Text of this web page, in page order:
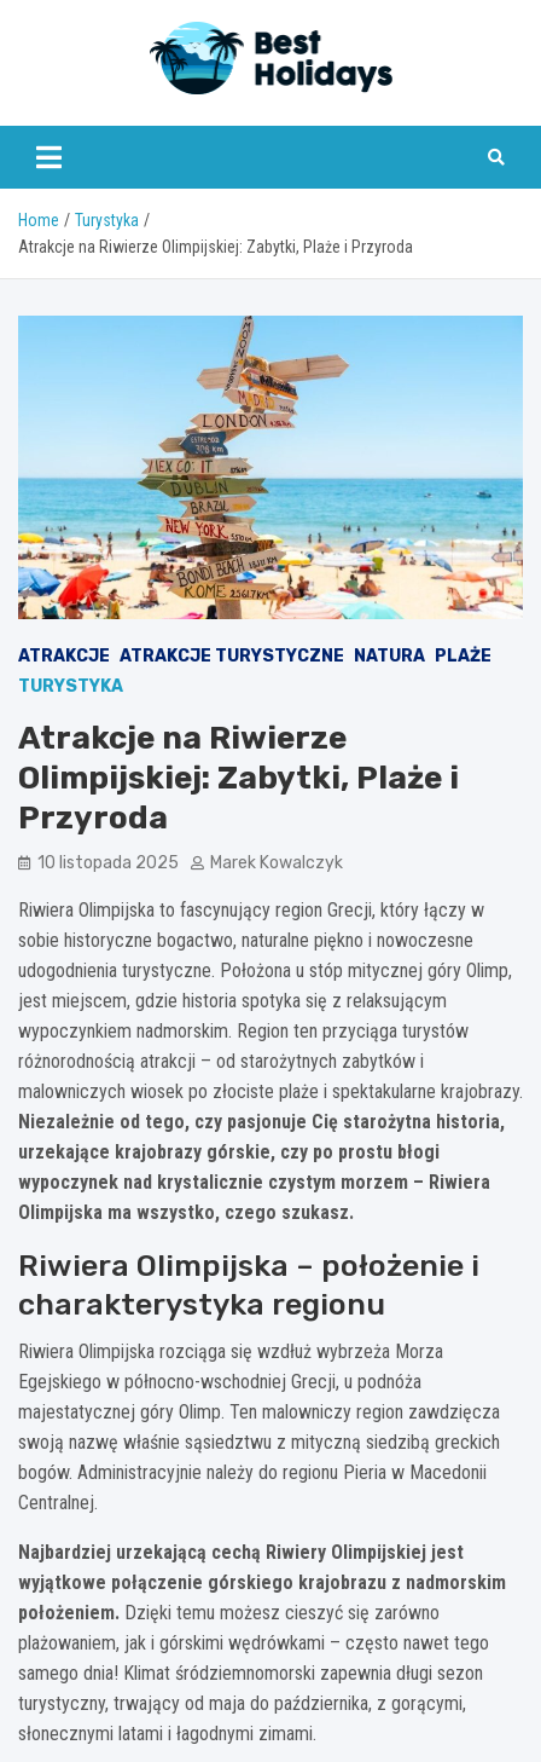
bestholidays.pl
Home
Turystyka
Atrakcje na Riwierze Olimpijskiej: Zabytki, Plaże i Przyroda
ATRAKCJE ATRAKCJE TURYSTYCZNE NATURA
PLAŻE
TURYSTYKA
Atrakcje na Riwierze
Olimpijskiej: Zabytki, Plaże i
Przyroda
10 listopada 2025 Marek Kowalczyk
Riwiera Olimpijska to fascynujący region Grecji, który łączy w
sobie historyczne bogactwo, naturalne piękno i nowoczesne
udogodnienia turystyczne. Położona u stóp mitycznej góry Olimp,
jest miejscem, gdzie historia spotyka się z relaksującym
wypoczynkiem nadmorskim. Region ten przyciąga turystów
różnorodnością atrakcji – od starożytnych zabytków i
malowniczych wiosek po złociste plaże i spektakularne krajobrazy.
Niezależnie od tego, czy pasjonuje Cię starożytna historia,
urzekające krajobrazy górskie, czy po prostu błogi
wypoczynek nad krystalicznie czystym morzem – Riwiera
Olimpijska ma wszystko, czego szukasz.
Riwiera Olimpijska – położenie i
charakterystyka regionu
Riwiera Olimpijska rozciąga się wzdłuż wybrzeża Morza
Egejskiego w północno-wschodniej Grecji, u podnóża
majestatycznej góry Olimp. Ten malowniczy region zawdzięcza
swoją nazwę właśnie sąsiedztwu z mityczną siedzibą greckich
bogów. Administracyjnie należy do regionu Pieria w Macedonii
Centralnej.
Najbardziej urzekającą cechą Riwiery Olimpijskiej jest
wyjątkowe połączenie górskiego krajobrazu z nadmorskim
położeniem. Dzięki temu możesz cieszyć się zarówno
plażowaniem, jak i górskimi wędrówkami – często nawet tego
samego dnia! Klimat śródziemnomorski zapewnia długi sezon
turystyczny, trwający od maja do października, z gorącymi,
słonecznymi latami i łagodnymi zimami.